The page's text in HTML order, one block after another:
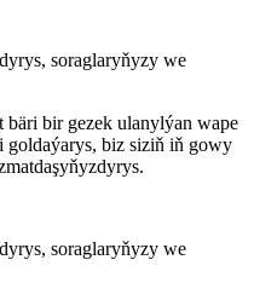
soraglaryňyzy we
bir gezek ulanylýan wape
biz siziň iň gowy
soraglaryňyzy we